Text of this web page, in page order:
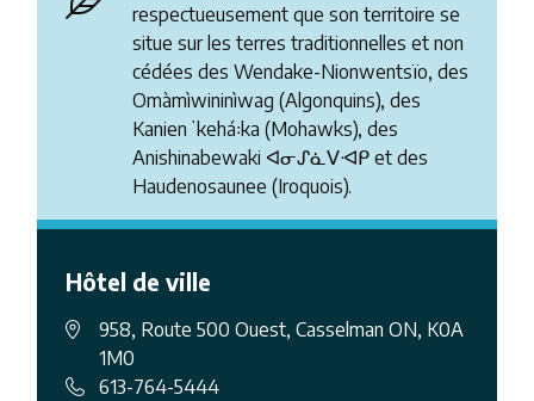
respectueusement que son territoire se
situe sur les terres traditionnelles et non
cédées des Wendake-Nionwentsïo, des
Omàmìwininìwag (Algonquins), des
Kanienʼkehá꞉ka (Mohawks), des
Anishinabewaki ᐊᓂᔑᓈᐯᐗᑭ et des
Haudenosaunee (Iroquois).
Hôtel de ville
958, Route 500 Ouest, Casselman ON, K0A
1M0
613-764-5444